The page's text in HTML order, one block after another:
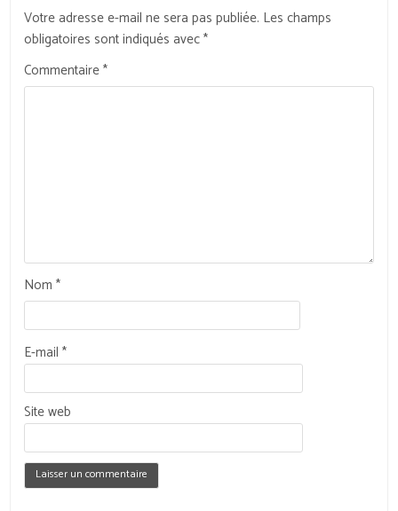
Votre adresse e-mail ne sera pas publiée. Les champs
obligatoires sont indiqués avec*
Commentaire*
Nom*
E-mail*
Site web